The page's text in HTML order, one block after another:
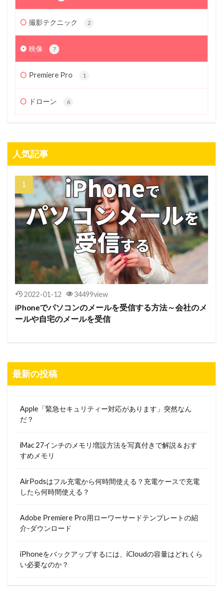
撮影テクニック 2
映像 7
Premiere Pro 1
ドローン 6
人気記事
2022-01-12 34499view
iPhoneでパソコンのメールを受信する方法～会社のメ
ールや自宅のメールを受信
最新の投稿
Apple「緊急セキュリティー対応があります」突然なん
だ？
iMac 27インチのメモリ増設方法を写真付きで解説＆おす
すめメモリ
AirPodsはフル充電から何時間使える？充電ケースで充電
したら何時間使える？
Adobe Premiere Pro用ローワーサードテンプレートの紹
介-ダウンロード
iPhoneをバックアップするには、iCloudの容量はどれくら
い必要なのか？